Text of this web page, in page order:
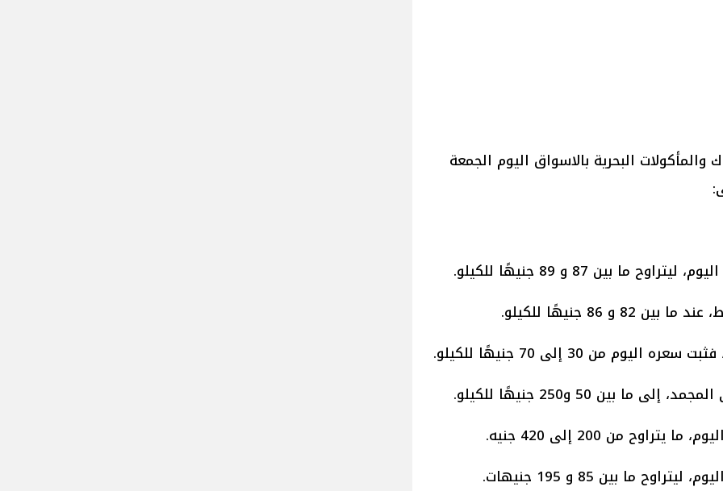
البحرية بالاسواق اليوم الجمعة
بين 87 و 89 جنيهًا للكيلو.
جنيهًا للكيلو.
من 30 إلى 70 جنيهًا للكيلو.
50 و250 جنيهًا للكيلو.
من 200 إلى 420 جنيه.
ما بين 85 و 195 جنيهات.